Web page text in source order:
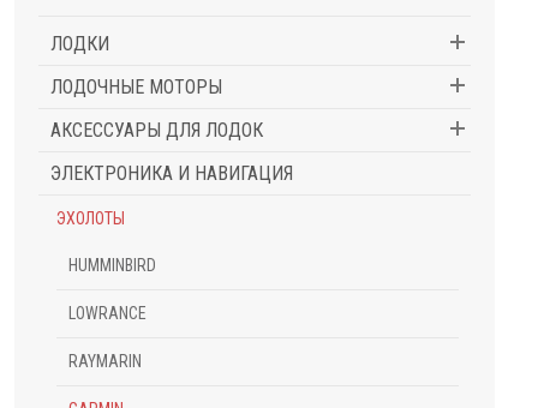
ЛОДКИ
ЛОДОЧНЫЕ МОТОРЫ
АКСЕССУАРЫ ДЛЯ ЛОДОК
ЭЛЕКТРОНИКА И НАВИГАЦИЯ
ЭХОЛОТЫ
HUMMINBIRD
LOWRANCE
RAYMARIN